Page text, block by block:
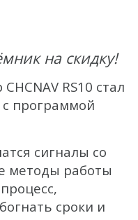
на скидку!
RS10 стал
программой
сигналы со
методы работы
сроки и